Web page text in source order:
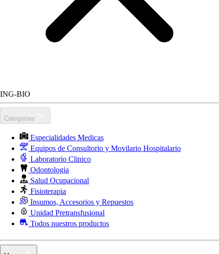
ING-BIO
Categorías
Especialidades Medicas
Equipos de Consultorio y Movilario Hospitalario
Laboratorio Clinico
Odontologia
Salud Ocupacional
Fisioterapia
Insumos, Accesorios y Repuestos
Unidad Pretransfusional
Todos nuestros productos